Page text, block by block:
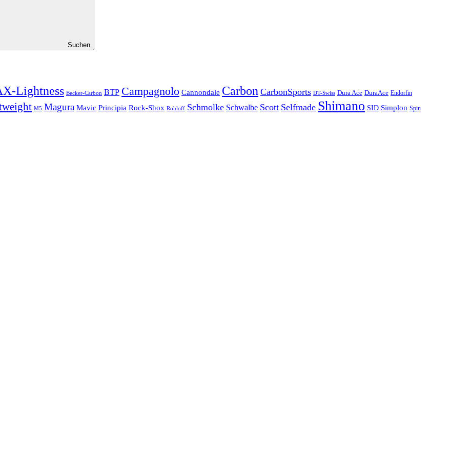
Suchen
Lightness Becker-Carbon BTP Campagnolo Cannondale Carbon CarbonSports DT-Swiss Dura Ace DuraAce Endorfin
M5 Magura Mavic Principia Rock-Shox Rohloff Schmolke Schwalbe Scott Selfmade Shimano SID Simplon Spin